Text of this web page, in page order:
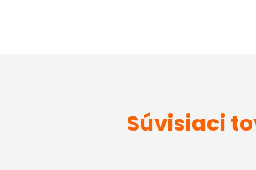
Súvisiaci